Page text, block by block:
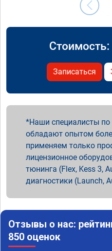
Стоимость:
Записаться
Наши специалисты по
обладают опытом
применяем только
лицензионное
тюнинга (Flex, Kess 3,
диагностики (Launch,
Отзывы о нас:
850 оценок